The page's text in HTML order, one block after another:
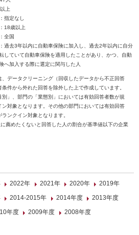
上
指定なし
18歳以上
全国
過去3年以内に自動車保険に加入し、過去2年以内に自分
していて自動車保険を適用したことがあり、かつ、自動
へ加入する際に選定に関与した人
データクリーニング（回収したデータから不正回答
件から外れた回答を除外した上で作成しています。
」、部門の「業態別」においては有効回答者数が規
対象となります。その他の部門においては有効回答
ンクイン対象となります。
薦めたくないと回答した人の割合が基準値以下の企業
2022年 2021年 2020年
2019年
2014-2015年 2014年度
2013年度
年度 2009年度 2008年度